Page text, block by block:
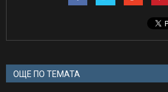
ОЩЕ ПО ТЕМАТА